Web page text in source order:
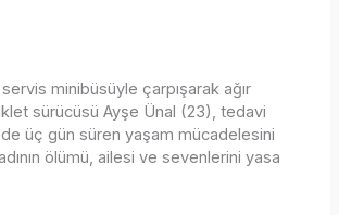
minibüsüyle çarpışarak ağır
sürücüsü Ayşe Ünal (23), tedavi
üç gün süren yaşam mücadelesini
ölümü, ailesi ve sevenlerini yasa